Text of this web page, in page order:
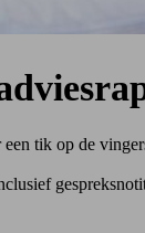
tik op de